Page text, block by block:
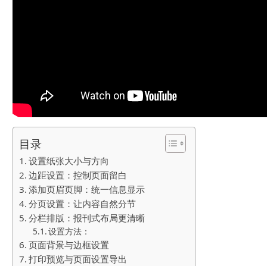
目录
设置纸张大小与方向
边距设置：控制页面留白
添加页眉页脚：统一信息显示
分页设置：让内容自然分节
分栏排版：报刊式布局更清晰
设置方法：
页面背景与边框设置
打印预览与页面设置导出